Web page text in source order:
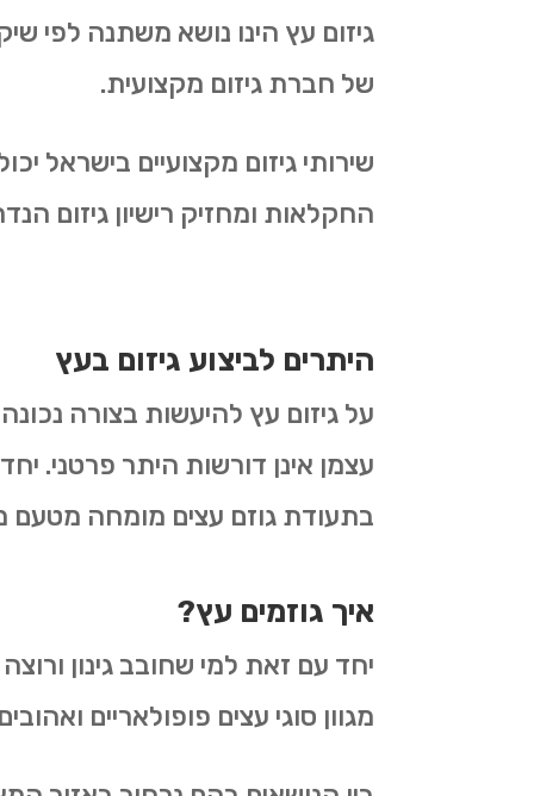
גיזום עץ הינו נושא משתנה לפי
של חברת גיזום מקצועית.
שירותי גיזום מקצועיים בישראל
החקלאות ומחזיק רישיון גיזום
היתרים לביצוע גיזום בעץ
על גיזום עץ להיעשות בצורה
עצמן אינן דורשות היתר פרטני.
בתעודת גוזם עצים מומחה
איך גוזמים עץ?
יחד עם זאת למי שחובב גינון
מגוון סוגי עצים פופולאריים